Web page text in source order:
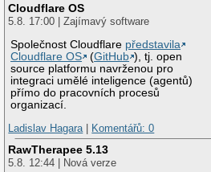
Cloudflare OS
5.8. 17:00 | Zajímavý software
Společnost Cloudflare představila
Cloudflare OS
(GitHub ), tj. open
source platformu navrženou pro
integraci umělé inteligence (agentů)
přímo do pracovních procesů
organizací.
Ladislav Hagara| Komentářů: 0
RawTherapee 5.13
5.8. 12:44 | Nová verze